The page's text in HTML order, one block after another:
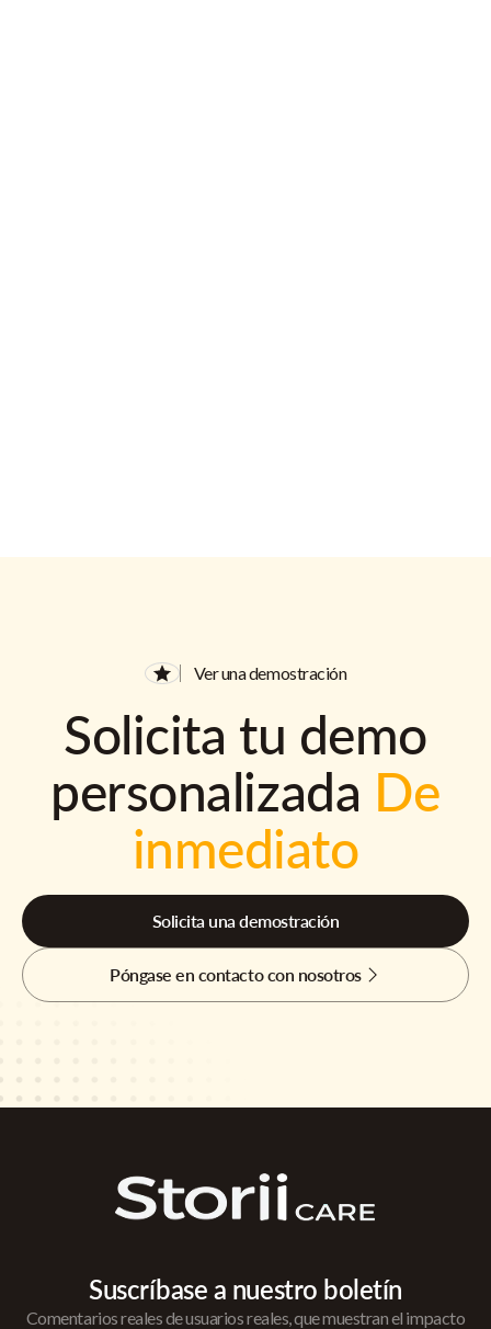
Ver una demostración
Solicita tu demo
personalizada De
inmediato
Solicita una demostración
Póngase en contacto con nosotros
Suscríbase a nuestro boletín
Comentarios reales de usuarios reales, que muestran el impacto